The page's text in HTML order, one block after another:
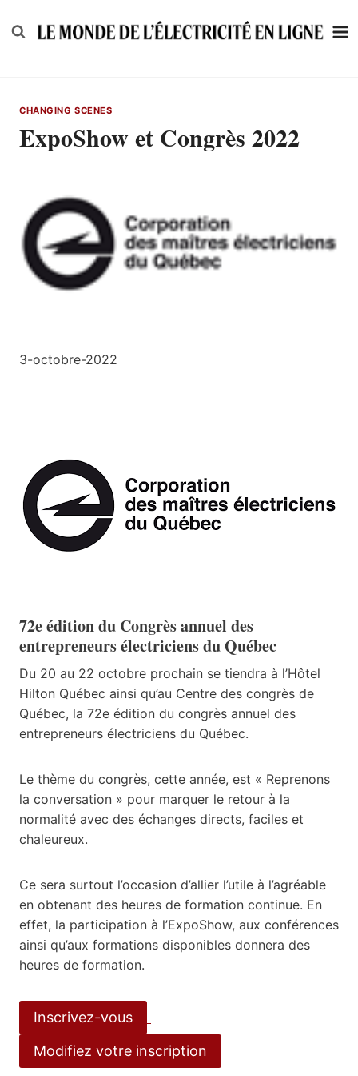
to
CHANGING SCENES
ExpoShow et Congrès 2022
3-octobre-2022
72e édition du Congrès annuel des
entrepreneurs électriciens du Québec
Du 20 au 22 octobre prochain se tiendra à l’Hôtel
Hilton Québec ainsi qu’au Centre des congrès de
Québec, la 72e édition du congrès annuel des
entrepreneurs électriciens du Québec.
Le thème du congrès, cette année, est « Reprenons
la conversation » pour marquer le retour à la
normalité avec des échanges directs, faciles et
chaleureux.
Ce sera surtout l’occasion d’allier l’utile à l’agréable
en obtenant des heures de formation continue. En
effet, la participation à l’ExpoShow, aux conférences
ainsi qu’aux formations disponibles donnera des
heures de formation.
Inscrivez-vous
Modifiez votre inscription